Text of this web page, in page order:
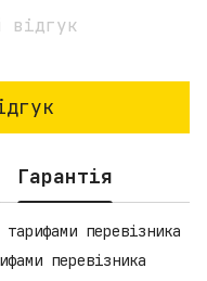
відгук
Гарантія
перевізника
перевізника